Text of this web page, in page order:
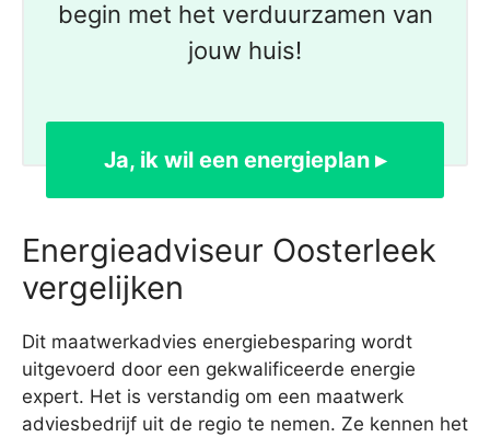
begin met het verduurzamen van
jouw huis!
Ja, ik wil een energieplan ▸
Energieadviseur Oosterleek
vergelijken
Dit maatwerkadvies energiebesparing wordt
uitgevoerd door een gekwalificeerde energie
expert. Het is verstandig om een maatwerk
adviesbedrijf uit de regio te nemen. Ze kennen het